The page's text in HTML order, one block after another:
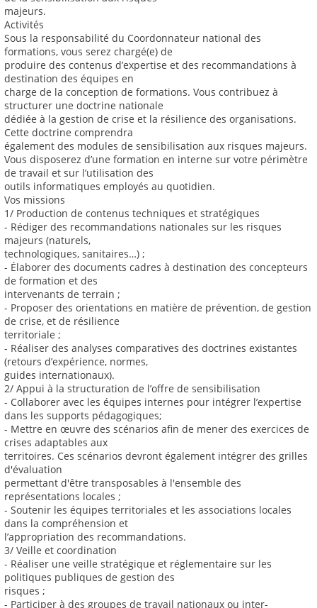
majeurs.
Activités
Sous la responsabilité du Coordonnateur national des
formations, vous serez chargé(e) de
produire des contenus d’expertise et des recommandations à
destination des équipes en
charge de la conception de formations. Vous contribuez à
structurer une doctrine nationale
dédiée à la gestion de crise et la résilience des organisations.
Cette doctrine comprendra
également des modules de sensibilisation aux risques majeurs.
Vous disposerez d’une formation en interne sur votre périmètre
de travail et sur l’utilisation des
outils informatiques employés au quotidien.
Vos missions
1/ Production de contenus techniques et stratégiques
- Rédiger des recommandations nationales sur les risques
majeurs (naturels,
technologiques, sanitaires…) ;
- Élaborer des documents cadres à destination des concepteurs
de formation et des
intervenants de terrain ;
- Proposer des orientations en matière de prévention, de gestion
de crise, et de résilience
territoriale ;
- Réaliser des analyses comparatives des doctrines existantes
(retours d’expérience, normes,
guides internationaux).
2/ Appui à la structuration de l’offre de sensibilisation
- Collaborer avec les équipes internes pour intégrer l’expertise
dans les supports pédagogiques;
- Mettre en œuvre des scénarios afin de mener des exercices de
crises adaptables aux
territoires. Ces scénarios devront également intégrer des grilles
d'évaluation
permettant d'être transposables à l'ensemble des
représentations locales ;
- Soutenir les équipes territoriales et les associations locales
dans la compréhension et
l’appropriation des recommandations.
3/ Veille et coordination
- Réaliser une veille stratégique et réglementaire sur les
politiques publiques de gestion des
risques ;
- Participer à des groupes de travail nationaux ou inter-